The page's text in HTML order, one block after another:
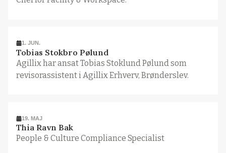
1. JUN.
Tobias Stokbro Pølund
Agillix har ansat Tobias Stoklund Pølund som
revisorassistent i Agillix Erhverv, Brønderslev.
19. MAJ
Thia Ravn Bak
People & Culture Compliance Specialist